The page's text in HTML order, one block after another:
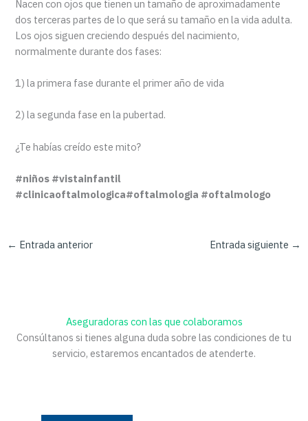
Nacen con ojos que tienen un tamaño de aproximadamente
dos terceras partes de lo que será su tamaño en la vida adulta.
Los ojos siguen creciendo después del nacimiento,
normalmente durante dos fases:
1) la primera fase durante el primer año de vida
2) la segunda fase en la pubertad.
¿Te habías creído este mito?
#niños #vistainfantil
#clinicaoftalmologica#oftalmologia #oftalmologo
← Entrada anterior Entrada siguiente →
Aseguradoras con las que colaboramos
Consúltanos si tienes alguna duda sobre las condiciones de tu
servicio, estaremos encantados de atenderte.